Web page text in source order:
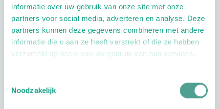
informatie over uw gebruik van onze site met onze
partners voor social media, adverteren en analyse. Deze
partners kunnen deze gegevens combineren met andere
informatie die u aan ze heeft verstrekt of die ze hebben
verzameld op basis van uw gebruik van hun services.
Noodzakelijk
Plan je route
Reviews
10.0